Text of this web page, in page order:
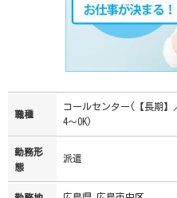
職種
コールセンター(【長期】
4～OK)
勤務形
態
派遣